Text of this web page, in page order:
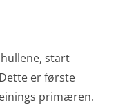
start
er første
primæren.